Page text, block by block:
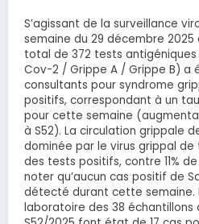
S’agissant de la surveillance
semaine du 29 décembre 2025
total de 372 tests
Cov-2 / Grippe A / Grippe B) a
consultants pour syndrome
positifs, correspondant à un
pour cette semaine
à S52). La circulation grippale
dominée par le virus grippal de
des tests positifs, contre 11%
noter qu’aucun cas positif de
détecté durant cette semaine.
laboratoire des 38 échantillons